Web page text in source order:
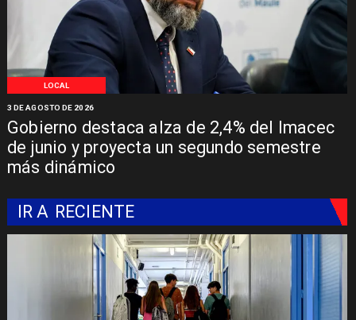
LOCAL
Gobierno destaca alza de 2,4% del Imacec
de junio y proyecta un segundo semestre
más dinámico
3 DE AGOSTO DE 2026
IR A RECIENTE